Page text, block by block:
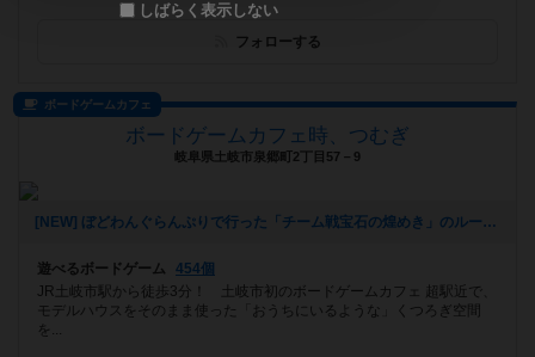
フォローする
ボードゲームカフェ
ボードゲームカフェ時、つむぎ
岐阜県土岐市泉郷町2丁目57－9
[NEW] ぼどわんぐらんぷりで行った「チーム戦宝石の煌めき」のルールについて（2026年07月11日 16時35分）
遊べるボードゲーム
454個
JR土岐市駅から徒歩3分！ 土岐市初のボードゲームカフェ 超駅近で、
モデルハウスをそのまま使った「おうちにいるような」くつろぎ空間
を...
しばらく表示しない